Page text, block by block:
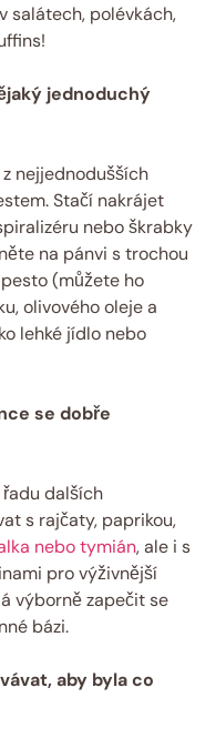
salátech, polévkách,
jednoduchý
nejjednodušších
Stačí nakrájet
nebo škrabky
na pánvi s trochou
(můžete ho
olivového oleje a
lehké jídlo nebo
se dobře
dalších
s rajčaty, paprikou,
nebo tymián, ale i s
pro výživnější
výborně zapečit se
bázi.
aby byla co